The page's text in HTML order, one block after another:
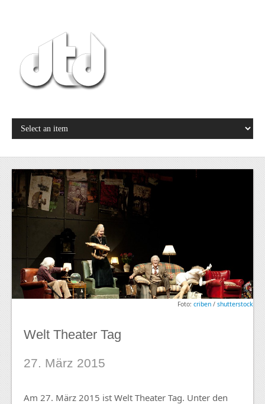
Foto: criben / shutterstock
Welt Theater Tag
27. März 2015
Am 27. März 2015 ist Welt Theater Tag. Unter den